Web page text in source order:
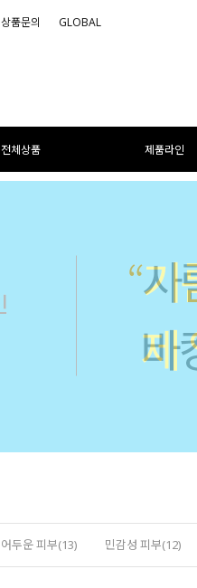
상품문의 GLOBAL
전체상품 제품라인
어두운 피부(13) 민감성 피부(12)